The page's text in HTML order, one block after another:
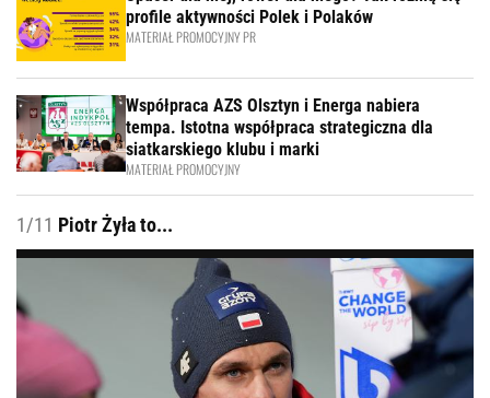
profile aktywności Polek i Polaków
MATERIAŁ PROMOCYJNY PR
Współpraca AZS Olsztyn i Energa nabiera
tempa. Istotna współpraca strategiczna dla
siatkarskiego klubu i marki
MATERIAŁ PROMOCYJNY
1/11 Piotr Żyła to...